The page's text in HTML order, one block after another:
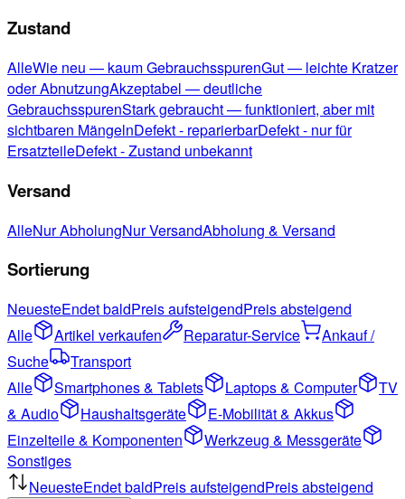
Zustand
AlleWie neu — kaum GebrauchsspurenGut — leichte Kratzer
oder AbnutzungAkzeptabel — deutliche
GebrauchsspurenStark gebraucht — funktioniert, aber mit
sichtbaren MängelnDefekt - reparierbarDefekt - nur für
ErsatzteileDefekt - Zustand unbekannt
Versand
AlleNur AbholungNur VersandAbholung & Versand
Sortierung
NeuesteEndet baldPreis aufsteigendPreis absteigend
Alle
Artikel verkaufen Reparatur-Service
Ankauf /
Suche
Transport
Alle
Smartphones & Tablets Laptops & Computer
TV
& Audio
Haushaltsgeräte
E-Mobilität & Akkus
Einzelteile & Komponenten
Werkzeug & Messgeräte
Sonstiges
NeuesteEndet baldPreis aufsteigendPreis absteigend